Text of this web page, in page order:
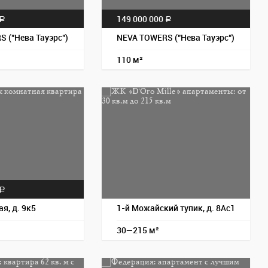
a
("Нева Тауэрс")
149 000 000 a
NEVA TOWERS ("Нева Тауэрс")
110 м²
a
д. 9к5 1-й Можайский тупик, д. 8Ас1
30—215 м²